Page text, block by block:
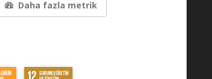
Daha fazla metrik